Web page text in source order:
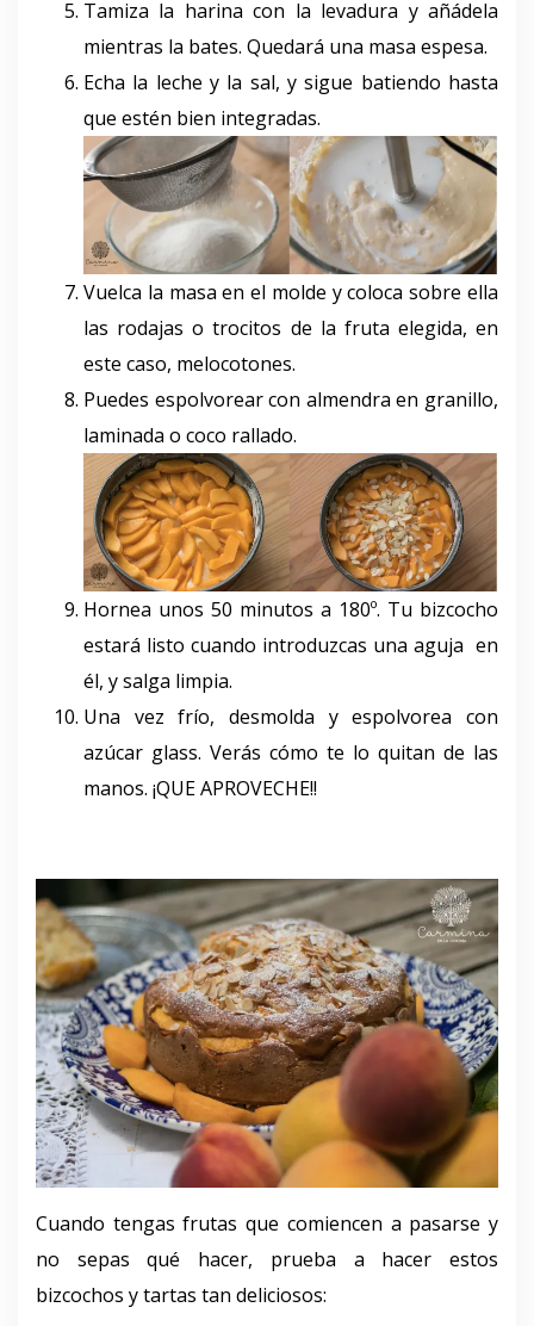
Tamiza la harina con la levadura y añádela
mientras la bates. Quedará una masa espesa.
Echa la leche y la sal, y sigue batiendo hasta
que estén bien integradas.
Vuelca la masa en el molde y coloca sobre ella
las rodajas o trocitos de la fruta elegida, en
este caso, melocotones.
Puedes espolvorear con almendra en granillo,
laminada o coco rallado.
Hornea unos 50 minutos a 180º. Tu bizcocho
estará listo cuando introduzcas una aguja en
él, y salga limpia.
Una vez frío, desmolda y espolvorea con
azúcar glass. Verás cómo te lo quitan de las
manos. ¡QUE APROVECHE!!
Cuando tengas frutas que comiencen a pasarse y
no sepas qué hacer, prueba a hacer estos
bizcochos y tartas tan deliciosos: